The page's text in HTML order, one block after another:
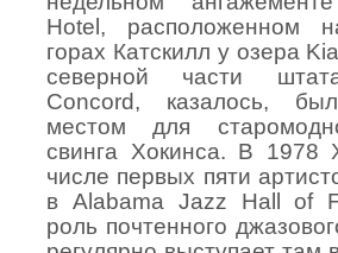
Hotel , расположенном
горах Катскилл у озера
северной части
Concord, казалось,
местом для
свинга Хокинса. В 1978
числе первых пяти
в Alabama Jazz Hall of
роль почтенного